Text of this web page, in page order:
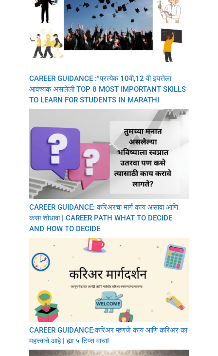
CAREER GUIDANCE :”प्रत्येक 10वी,12 वी इयत्तेला
आवश्यक असलेली TOP 8 MOST IMPORTANT SKILLS
TO LEARN FOR STUDENTS IN MARATHI
CAREER GUIDANCE: करिअरचा मार्ग काय असावा आणि
कसा शोधावा | CAREER PATH WHAT TO DECIDE
AND HOW TO DECIDE
CAREER GUIDANCE:करिअर म्हणजे काय आणि करिअर का
महत्त्वाचे आहे | ह्या ५ टिप्स वाचा!